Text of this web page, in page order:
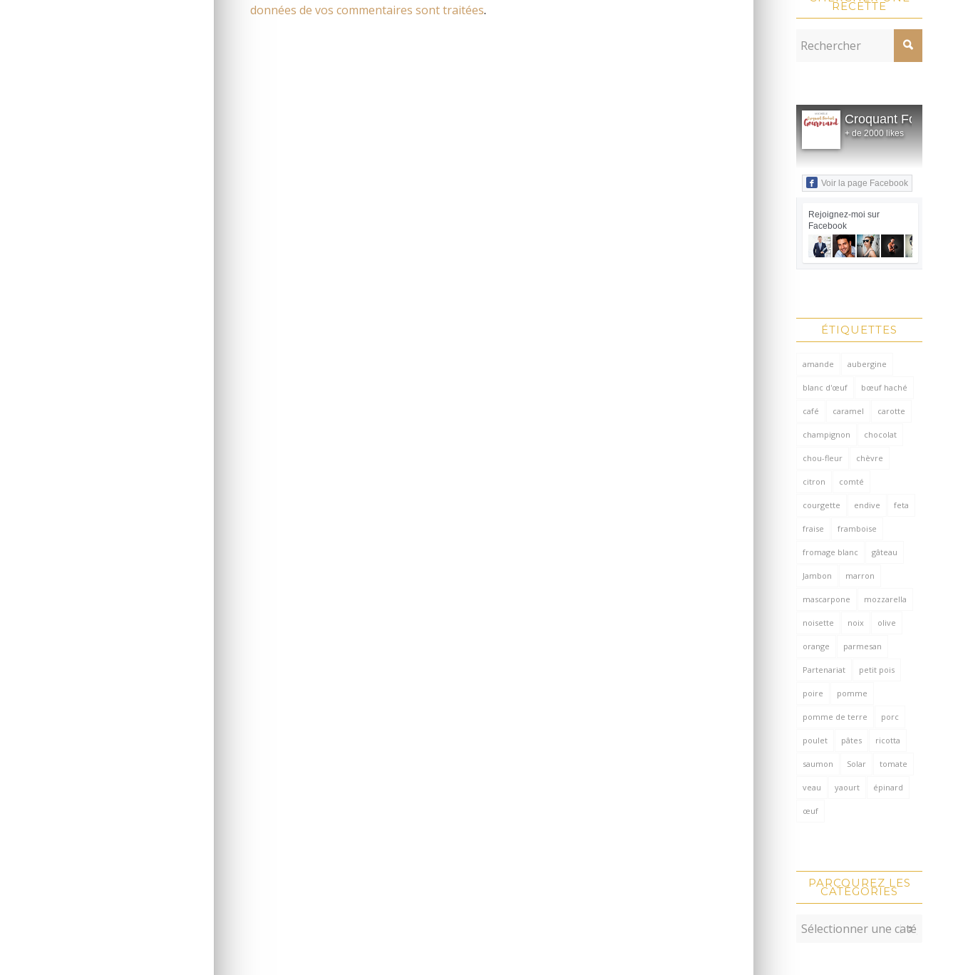
données de vos commentaires sont traitées. RECETTE
Croquant Fondant
+ de 2000 likes
Voir la page Facebook
Rejoignez-moi sur
Facebook
ÉTIQUETTES
amande aubergine
blanc d'œuf bœuf haché
café caramel carotte
champignon chocolat
chou-fleur chèvre
citron comté
courgette endive feta
fraise framboise
fromage blanc gâteau
Jambon marron
mascarpone mozzarella
noisette noix olive
orange parmesan
Partenariat petit pois
poire pomme
pomme de terre porc
poulet pâtes ricotta
saumon Solar tomate
veau yaourt épinard
œuf
PARCOUREZ LES
CATÉGORIES